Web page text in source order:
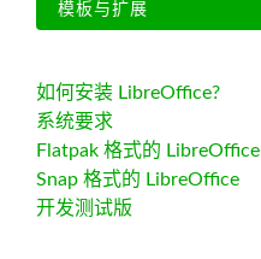
模板与扩展
如何安装 LibreOffice?
系统要求
Flatpak 格式的 LibreOffice
Snap 格式的 LibreOffice
开发测试版